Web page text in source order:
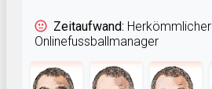
Zeitaufwand: Herkömmlicher
Onlinefussballmanager